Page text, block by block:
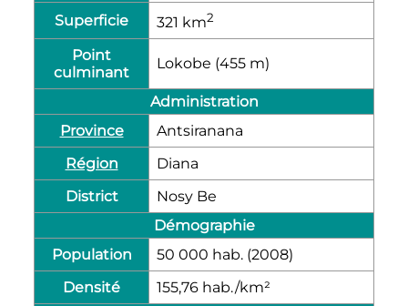
Superficie
321 km2
Point
culminant
Lokobe (455 m)
Administration
Province
Antsiranana
Région
Diana
District
Nosy Be
Démographie
Population
50 000 hab. (2008)
Densité
155,76 hab./km²